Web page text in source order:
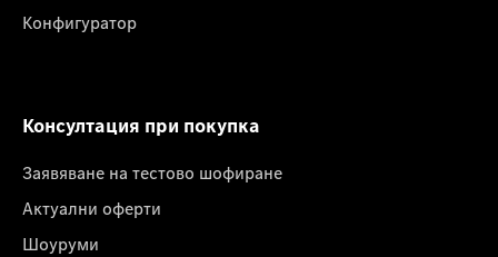
Конфигуратор
Консултация при покупка
Заявяване на тестово шофиране
Актуални оферти
Шоуруми